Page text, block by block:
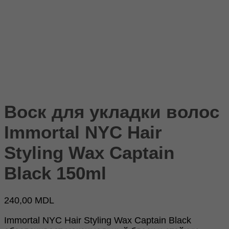
Воск для укладки волос
Immortal NYC Hair
Styling Wax Captain
Black 150ml
240,00 MDL
Immortal NYC Hair Styling Wax Captain Black